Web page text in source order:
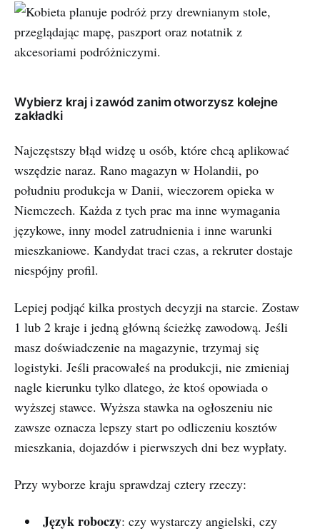
Wybierz kraj i zawód zanim otworzysz kolejne
zakładki
Najczęstszy błąd widzę u osób, które chcą aplikować
wszędzie naraz. Rano magazyn w Holandii, po
południu produkcja w Danii, wieczorem opieka w
Niemczech. Każda z tych prac ma inne wymagania
językowe, inny model zatrudnienia i inne warunki
mieszkaniowe. Kandydat traci czas, a rekruter dostaje
niespójny profil.
Lepiej podjąć kilka prostych decyzji na starcie. Zostaw
1 lub 2 kraje i jedną główną ścieżkę zawodową. Jeśli
masz doświadczenie na magazynie, trzymaj się
logistyki. Jeśli pracowałeś na produkcji, nie zmieniaj
nagle kierunku tylko dlatego, że ktoś opowiada o
wyższej stawce. Wyższa stawka na ogłoszeniu nie
zawsze oznacza lepszy start po odliczeniu kosztów
mieszkania, dojazdów i pierwszych dni bez wypłaty.
Przy wyborze kraju sprawdzaj cztery rzeczy:
Język roboczy: czy wystarczy angielski, czy